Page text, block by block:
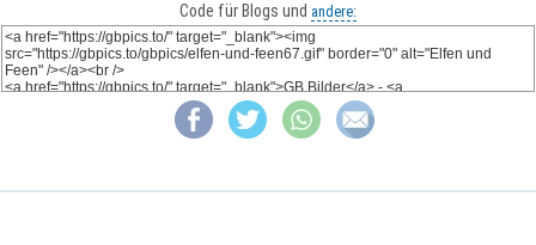
Code für Blogs und andere: